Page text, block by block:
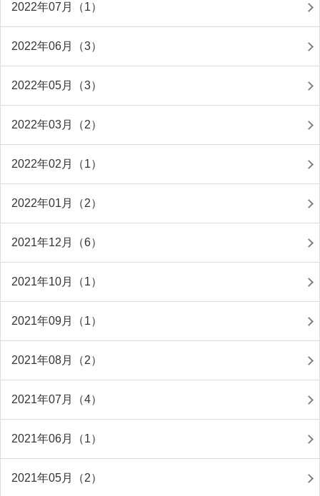
2022年07月（1）
2022年06月（3）
2022年05月（3）
2022年03月（2）
2022年02月（1）
2022年01月（2）
2021年12月（6）
2021年10月（1）
2021年09月（1）
2021年08月（2）
2021年07月（4）
2021年06月（1）
2021年05月（2）